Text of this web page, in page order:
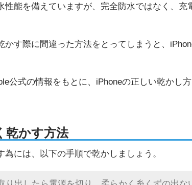
性能を備えていますが、完全防水ではなく、充
かす際に間違った方法をとってしまうと、
公式の情報をもとに、iPhoneの正しい乾かし方
乾かす方法
為には、以下の手順で乾かしましょう。